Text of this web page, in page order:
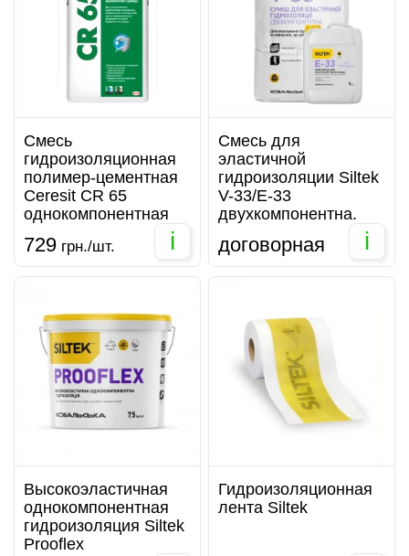
Смесь
гидроизоляционная
полимер-цементная
Ceresit CR 65
однокомпонентная
729 грн./шт. i
Смесь для
эластичной
гидроизоляции Siltek
V-33/E-33
двухкомпонентна.
договорная i
Высокоэластичная
однокомпонентная
гидроизоляция Siltek
Prooflex
Гидроизоляционная
лента Siltek